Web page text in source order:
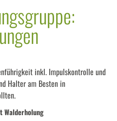
inkl. Impulskontrolle und
Halter am Besten in
Walderholung